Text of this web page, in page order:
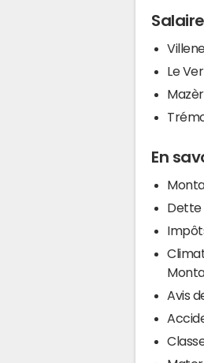
Le
En
Dette
Avis